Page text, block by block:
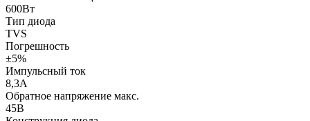
600Вт
Тип диода
TVS
Погрешность
±5%
Импульсный ток
8,3А
Обратное напряжение макс.
45В